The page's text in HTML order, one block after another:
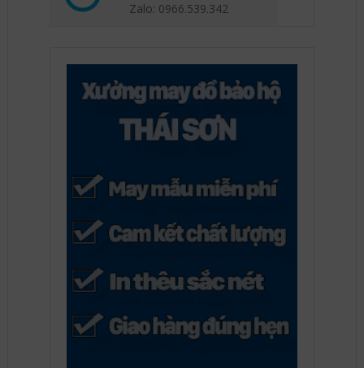
Zalo: 0966.539.342